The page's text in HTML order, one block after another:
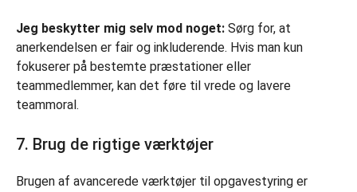
Jeg beskytter mig selv mod noget: Sørg for, at
anerkendelsen er fair og inkluderende. Hvis man kun
fokuserer på bestemte præstationer eller
teammedlemmer, kan det føre til vrede og lavere
teammoral.
7. Brug de rigtige værktøjer
Brugen af avancerede værktøjer til opgavestyring er